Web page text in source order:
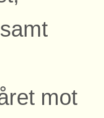
mot